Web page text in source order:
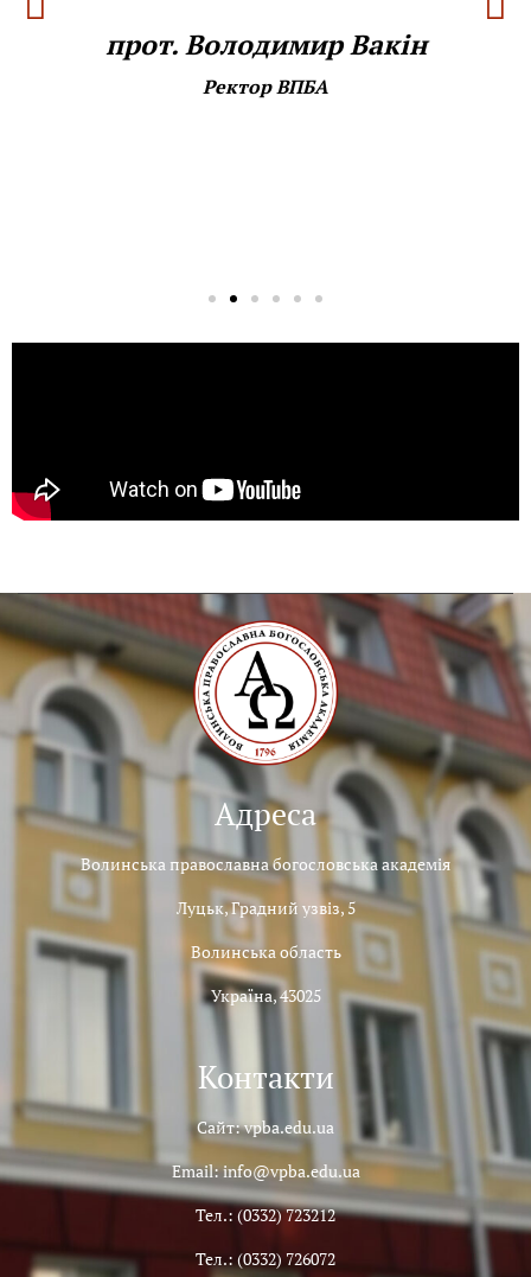
прот. Володимир Вакін
Ректор ВПБА
Адреса
Волинська православна богословська академія
Луцьк, Градний узвіз, 5
Волинська область
Україна, 43025
Контакти
Сайт: vpba.edu.ua
Email: info@vpba.edu.ua
Тел.: (0332) 723212
Тел.: (0332) 726072